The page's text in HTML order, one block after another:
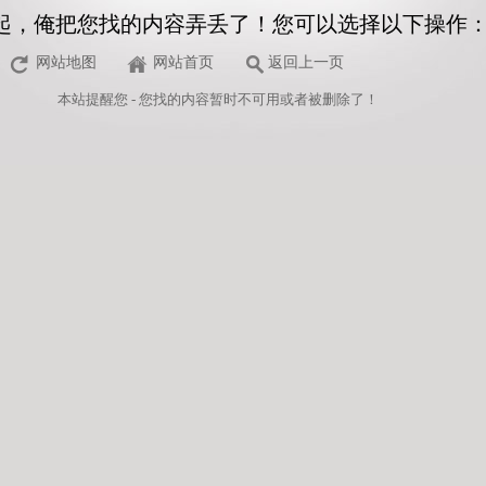
，俺把您找的内容弄丢了！您可以选择以下操作
网站地图 网站首页 返回上一页
本站提醒您 - 您找的内容暂时不可用或者被删除了！